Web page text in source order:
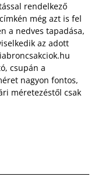
rendelkező
még azt is fel
a nedves tapadása,
az adott
csupán a
nagyon fontos,
méretezéstől csak